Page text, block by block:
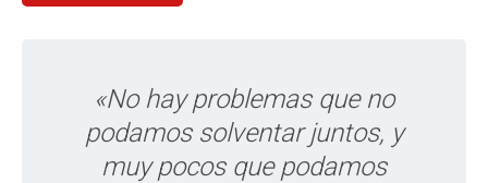
«No hay problemas que no
podamos solventar juntos, y
muy pocos que podamos